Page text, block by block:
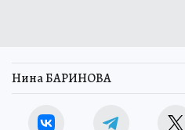
Нина БАРИНОВА